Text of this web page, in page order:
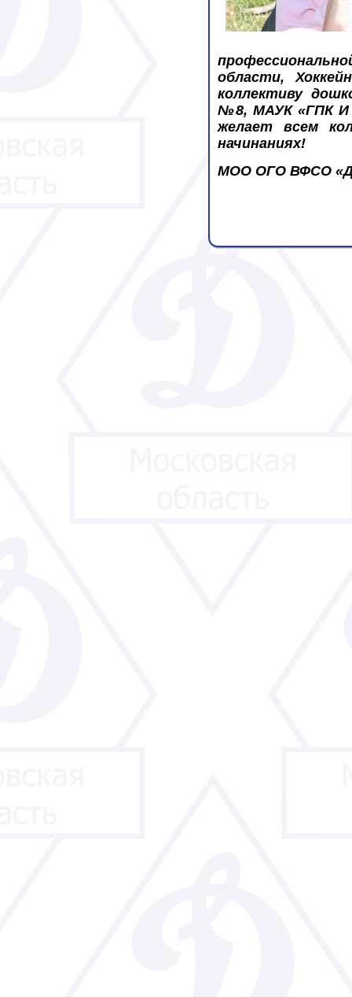
области,
коллективу
№8, МАУК «ГПК И
желает всем
начинаниях!
МОО ОГО ВФСО